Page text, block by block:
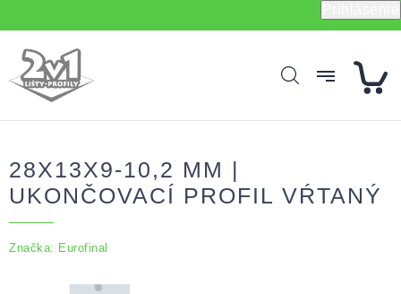
28X13X9-10,2 MM |
UKONČOVACÍ PROFIL VŔTANÝ
Značka: Eurofinal